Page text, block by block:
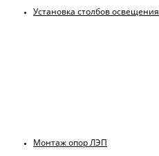
Установка столбов освещения
Монтаж опор ЛЭП